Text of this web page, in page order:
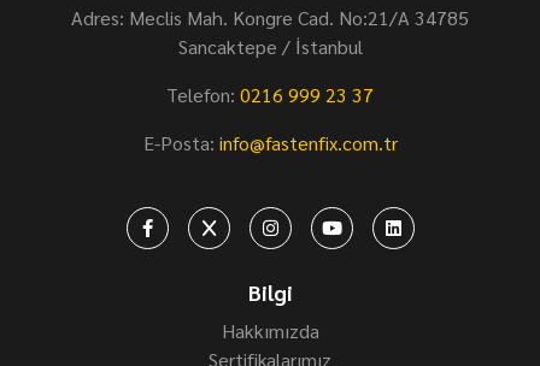
Adres: Meclis Mah. Kongre Cad. No:21/A 34785
Sancaktepe / İstanbul
Telefon: 0216 999 23 37
E-Posta: info@fastenfix.com.tr
Bilgi
Hakkımızda
Sertifikalarımız